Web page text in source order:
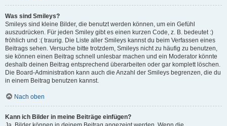
Was sind Smileys?
Smileys sind kleine Bilder, die benutzt werden können, um ein Gefühl
auszudrücken. Für jeden Smiley gibt es einen kurzen Code, z. B. bedeutet :)
fröhlich und :( traurig. Die Liste aller Smileys kannst du beim Verfassen eines
Beitrags sehen. Versuche bitte trotzdem, Smileys nicht zu häufig zu benutzen,
sie können einen Beitrag schnell unlesbar machen und ein Moderator könnte
deshalb deinen Beitrag entsprechend überarbeiten oder gar komplett löschen.
Die Board-Administration kann auch die Anzahl der Smileys begrenzen, die du
in einem Beitrag benutzen kannst.
Nach oben
Kann ich Bilder in meine Beiträge einfügen?